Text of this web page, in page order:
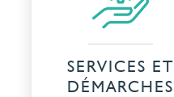
SERVICES ET
DÉMARCHES